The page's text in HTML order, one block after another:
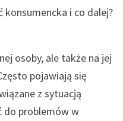
konsumencka i co dalej?
osoby, ale także na jej
pojawiają się
z sytuacją
do problemów w